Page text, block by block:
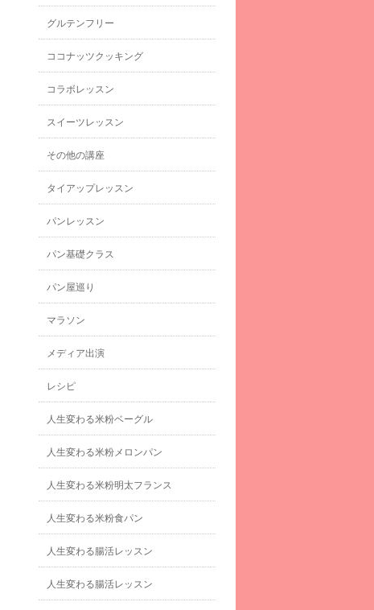
グルテンフリー
ココナッツクッキング
コラボレッスン
スイーツレッスン
その他の講座
タイアップレッスン
パンレッスン
パン基礎クラス
パン屋巡り
マラソン
メディア出演
レシピ
人生変わる米粉ベーグル
人生変わる米粉メロンパン
人生変わる米粉明太フランス
人生変わる米粉食パン
人生変わる腸活レッスン
人生変わる腸活レッスン